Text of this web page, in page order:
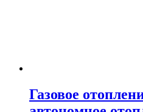
Газовое